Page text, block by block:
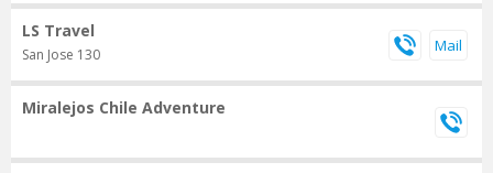
LS Travel
San Jose 130
Miralejos Chile Adventure